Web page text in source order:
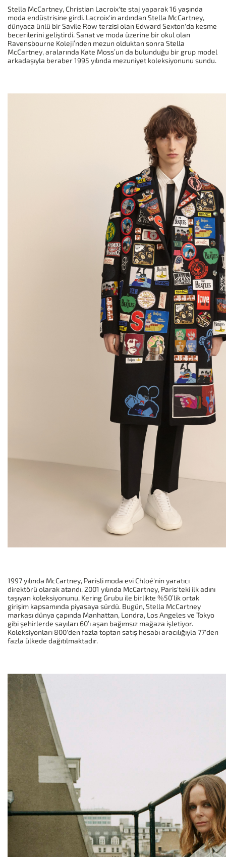
Stella McCartney, Christian Lacroix'te staj yaparak 16 yaşında
moda endüstrisine girdi. Lacroix'in ardından Stella McCartney,
dünyaca ünlü bir Savile Row terzisi olan Edward Sexton'da kesme
becerilerini geliştirdi. Sanat ve moda üzerine bir okul olan
Ravensbourne Koleji’nden mezun olduktan sonra Stella
McCartney, aralarında Kate Moss’un da bulunduğu bir grup model
arkadaşıyla beraber 1995 yılında mezuniyet koleksiyonunu sundu.
1997 yılında McCartney, Parisli moda evi Chloé'nin yaratıcı
direktörü olarak atandı. 2001 yılında McCartney, Paris'teki ilk adını
taşıyan koleksiyonunu, Kering Grubu ile birlikte %50’lik ortak
girişim kapsamında piyasaya sürdü. Bugün, Stella McCartney
markası dünya çapında Manhattan, Londra, Los Angeles ve Tokyo
gibi şehirlerde sayıları 60’ı aşan bağımsız mağaza işletiyor.
Koleksiyonları 800'den fazla toptan satış hesabı aracılığıyla 77'den
fazla ülkede dağıtılmaktadır.